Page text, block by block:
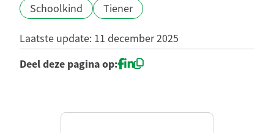
Schoolkind
Tiener
Laatste update: 11 december 2025
Deel deze pagina op: